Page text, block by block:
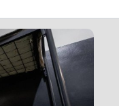
Kubokunda növbəti
ilə yekunlaşıb. Qolları
və Federiko Kyeza
1/16 final mərhələsinə